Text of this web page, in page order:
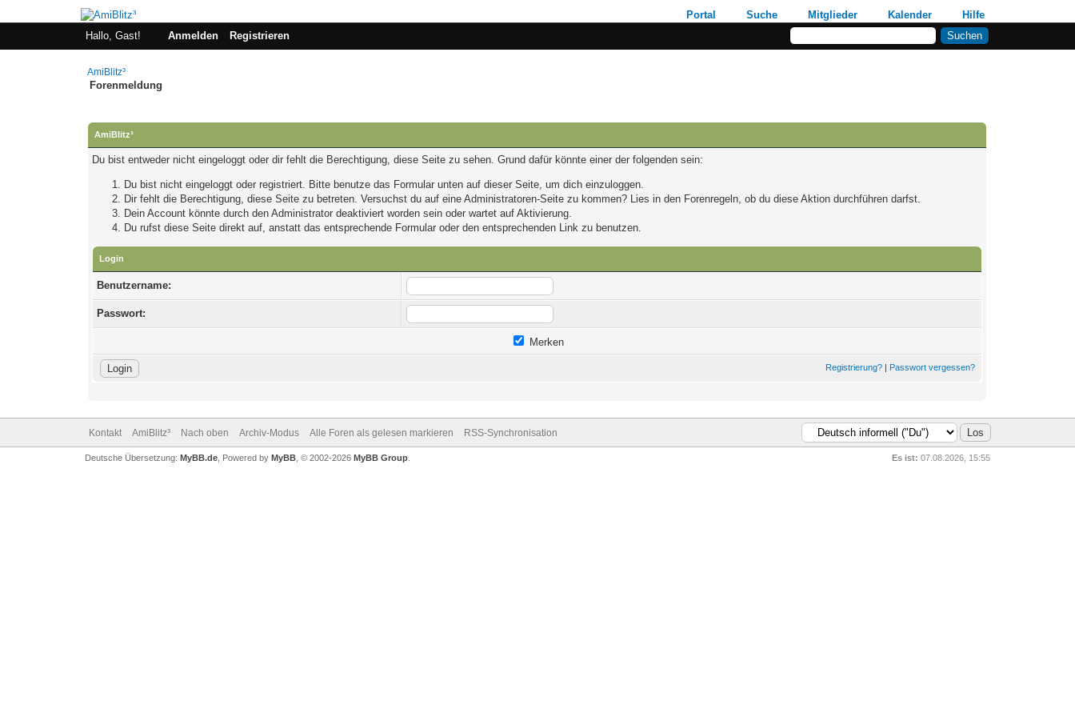
Portal Suche Mitglieder Kalender
Hilfe
Hallo, Gast!
Anmelden Registrieren
AmiBlitz³
Forenmeldung
AmiBlitz³
Du bist entweder nicht eingeloggt oder dir fehlt die Berechtigung, diese Seite zu sehen. Grund dafür könnte einer der folgenden sein:
Du bist nicht eingeloggt oder registriert. Bitte benutze das Formular unten auf dieser Seite, um dich einzuloggen.
Dir fehlt die Berechtigung, diese Seite zu betreten. Versuchst du auf eine Administratoren-Seite zu kommen? Lies in den Forenregeln, ob du diese Aktion durchführen darfst.
Dein Account könnte durch den Administrator deaktiviert worden sein oder wartet auf Aktivierung.
Du rufst diese Seite direkt auf, anstatt das entsprechende Formular oder den entsprechenden Link zu benutzen.
Login
Benutzername:
Passwort:
Merken
Registrierung? | Passwort vergessen?
Kontakt AmiBlitz³ Nach oben Archiv-Modus Alle Foren als gelesen markieren RSS-Synchronisation
Es ist: 07.08.2026, 15:55
Deutsche Übersetzung: MyBB.de, Powered by MyBB, © 2002-2026 MyBB Group.